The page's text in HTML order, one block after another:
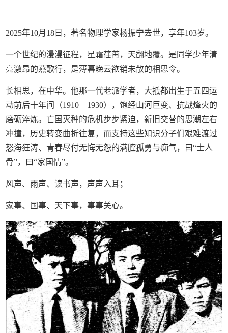
2025年10月18日，著名物理学家杨振宁去世，享年103岁。
一个世纪的漫漫征程，星霜荏苒，天翻地覆。是同学少年清
亮激昂的燕歌行，是薄暮晚云欲销未散的相思令。
长相思，在中华。他那一代老派学者，大抵都出生于五四运
动前后十年间（1910—1930），饱经山河巨变、抗战烽火的
磨砺淬炼。亡国灭种的危机步步紧迫，新旧交替的思潮左右
冲撞，历史转变曲折往复，而支持这些知识分子们艰难渡过
怒海狂涛、青春尽付无悔无怨的满腔孤勇与痴气，曰“士人
骨”，曰“家国情”。
风声、雨声、读书声，声声入耳；
家事、国事、天下事，事事关心。